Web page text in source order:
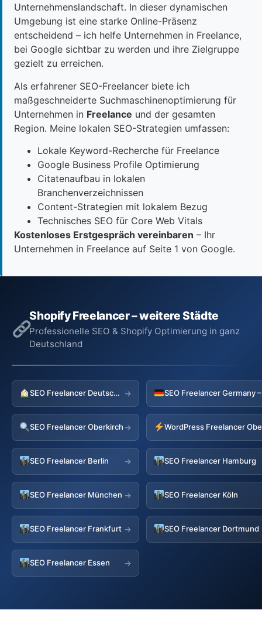
Unternehmenslandschaft. In dieser dynamischen
Umgebung ist eine starke Online-Präsenz
entscheidend – ich helfe Unternehmen in Freelance,
bei Google sichtbar zu werden und ihre Zielgruppe
gezielt zu erreichen.
Als erfahrener SEO-Freelancer biete ich
maßgeschneiderte Suchmaschinenoptimierung für
Unternehmen in Freelance und der gesamten
Region. Meine lokalen SEO-Strategien umfassen:
Lokale Keyword-Recherche für Freelance
Google Business Profile Optimierung
Citatenaufbau in lokalen
Branchenverzeichnissen
Content-Strategien mit lokalem Bezug
Technisches SEO für Core Web Vitals
Kostenloses Erstgespräch vereinbaren – Ihr
Unternehmen in Freelance auf Seite 1 von Google.
Shopify Freelancer – weitere Städte
Professionelle SEO & Shopify Optimierung in ganz
Deutschland
SEO Freelancer Deutschland →
SEO Freelancer Oberkirch→ WordPress Freelancer
SEO Freelancer Berlin → SEO Freelancer Hamburg
SEO Freelancer München → SEO Freelancer Köln
SEO Freelancer Frankfurt → SEO Freelancer Dortmund
SEO Freelancer Essen →